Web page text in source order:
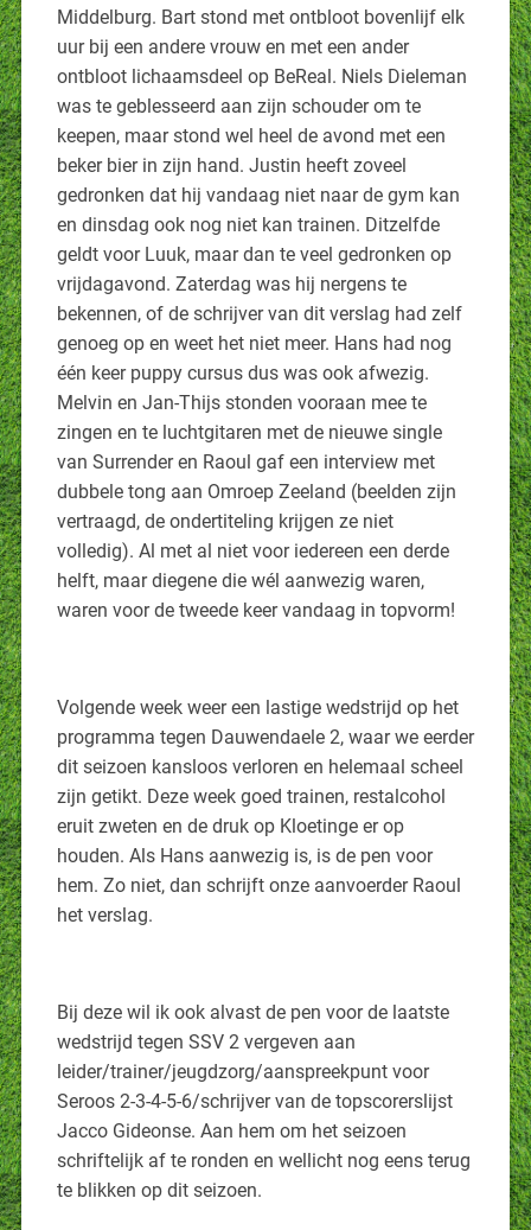
Middelburg. Bart stond met ontbloot bovenlijf elk
uur bij een andere vrouw en met een ander
ontbloot lichaamsdeel op BeReal. Niels Dieleman
was te geblesseerd aan zijn schouder om te
keepen, maar stond wel heel de avond met een
beker bier in zijn hand. Justin heeft zoveel
gedronken dat hij vandaag niet naar de gym kan
en dinsdag ook nog niet kan trainen. Ditzelfde
geldt voor Luuk, maar dan te veel gedronken op
vrijdagavond. Zaterdag was hij nergens te
bekennen, of de schrijver van dit verslag had zelf
genoeg op en weet het niet meer. Hans had nog
één keer puppy cursus dus was ook afwezig.
Melvin en Jan-Thijs stonden vooraan mee te
zingen en te luchtgitaren met de nieuwe single
van Surrender en Raoul gaf een interview met
dubbele tong aan Omroep Zeeland (beelden zijn
vertraagd, de ondertiteling krijgen ze niet
volledig). Al met al niet voor iedereen een derde
helft, maar diegene die wél aanwezig waren,
waren voor de tweede keer vandaag in topvorm!
Volgende week weer een lastige wedstrijd op het
programma tegen Dauwendaele 2, waar we eerder
dit seizoen kansloos verloren en helemaal scheel
zijn getikt. Deze week goed trainen, restalcohol
eruit zweten en de druk op Kloetinge er op
houden. Als Hans aanwezig is, is de pen voor
hem. Zo niet, dan schrijft onze aanvoerder Raoul
het verslag.
Bij deze wil ik ook alvast de pen voor de laatste
wedstrijd tegen SSV 2 vergeven aan
leider/trainer/jeugdzorg/aanspreekpunt voor
Seroos 2-3-4-5-6/schrijver van de topscorerslijst
Jacco Gideonse. Aan hem om het seizoen
schriftelijk af te ronden en wellicht nog eens terug
te blikken op dit seizoen.